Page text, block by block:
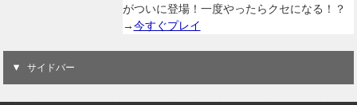
がついに登場！一度やったらクセになる！？
→今すぐプレイ
サイドバー